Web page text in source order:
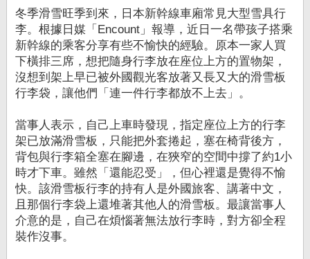
冬季滑雪旺季到來，日本新幹線車廂常見大型雪具行
李。根據日媒「Encount」報導，近日一名帶孩子搭乘
新幹線的乘客分享有些不愉快的經驗。原本一家人買
下橫排三席，想把隨身行李放在座位上方的置物架，
沒想到架上早已被外國觀光客放著又長又大的滑雪板
行李袋，讓他們「連一件行李都放不上去」。
當事人表示，自己上車時發現，指定座位上方的行李
架已放滿滑雪板，只能把外套捲起，塞在椅背後方，
背包與行李箱全塞在腳邊，在狹窄的空間中撐了約1小
時才下車。雖然「還能忍受」，但心裡還是覺得不愉
快。該滑雪板行李的持有人是外國旅客、講著中文，
且那個行李袋上還堆著其他人的滑雪板。最讓當事人
介意的是，自己在煩惱著無法放行李時，對方卻全程
裝作沒事。